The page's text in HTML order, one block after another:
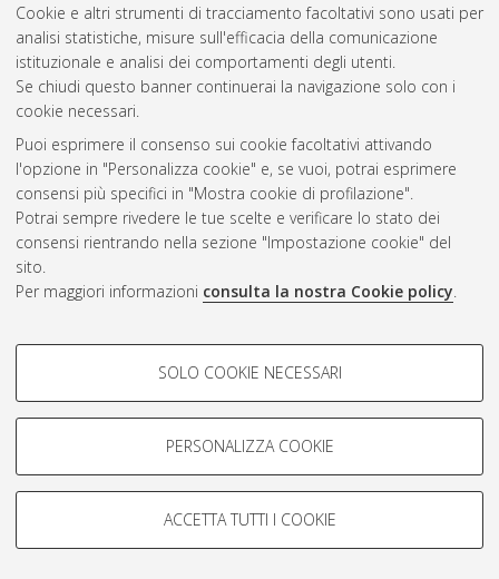
Cookie e altri strumenti di tracciamento facoltativi sono usati per
analisi statistiche, misure sull'efficacia della comunicazione
istituzionale e analisi dei comportamenti degli utenti.
Se chiudi questo banner continuerai la navigazione solo con i
cookie necessari.
Puoi esprimere il consenso sui cookie facoltativi attivando
l'opzione in "Personalizza cookie" e, se vuoi, potrai esprimere
consensi più specifici in "Mostra cookie di profilazione".
Potrai sempre rivedere le tue scelte e verificare lo stato dei
consensi rientrando nella sezione "Impostazione cookie" del
sito.
Per maggiori informazioni consulta la nostra Cookie policy.
COOKIE DI PROFILAZIONE -
Si tratta di cookie utilizzati per analizzare le caratteristiche della
navigazione degli utenti, creare profili in base al loro comportamento
Mostra cookie di profilazione
COOKIE TECNICI - NECESSARI
SOLO COOKIE NECESSARI
PERSONALIZZA COOKIE
ACCETTA TUTTI I COOKIE
Questa lista e' stata generata il Wed Aug 5 20:34:50 2026
Atom
Rss 1.0
Rss 2.0
ISSN: 2038-7946
Impostazioni Cookie
Informativa sulla privacy
Condizioni d’uso del sito